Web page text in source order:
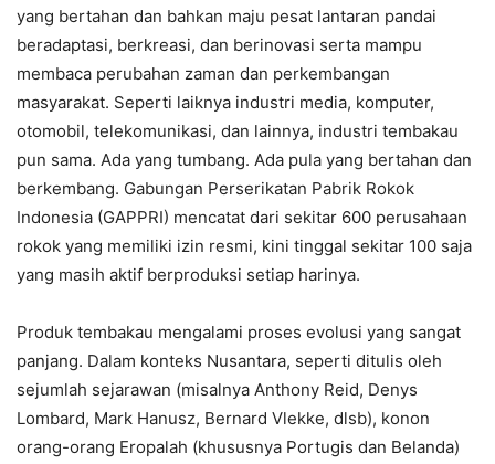
yang bertahan dan bahkan maju pesat lantaran pandai
beradaptasi, berkreasi, dan berinovasi serta mampu
membaca perubahan zaman dan perkembangan
masyarakat. Seperti laiknya industri media, komputer,
otomobil, telekomunikasi, dan lainnya, industri tembakau
pun sama. Ada yang tumbang. Ada pula yang bertahan dan
berkembang. Gabungan Perserikatan Pabrik Rokok
Indonesia (GAPPRI) mencatat dari sekitar 600 perusahaan
rokok yang memiliki izin resmi, kini tinggal sekitar 100 saja
yang masih aktif berproduksi setiap harinya.
Produk tembakau mengalami proses evolusi yang sangat
panjang. Dalam konteks Nusantara, seperti ditulis oleh
sejumlah sejarawan (misalnya Anthony Reid, Denys
Lombard, Mark Hanusz, Bernard Vlekke, dlsb), konon
orang-orang Eropalah (khususnya Portugis dan Belanda)